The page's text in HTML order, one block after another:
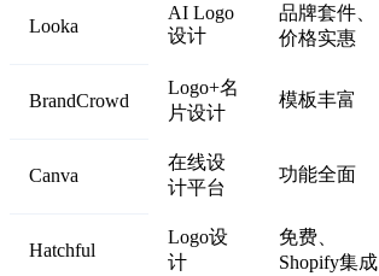
Looka
AI Logo
设计
品牌套件、
价格实惠
BrandCrowd
Logo+名
片设计
模板丰富
Canva
在线设
计平台
功能全面
Hatchful
Logo设
计
免费、
Shopify集成